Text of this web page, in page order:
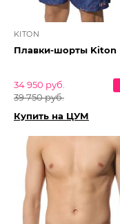
KITON
Плавки-шорты Kiton
34 950 руб.
39 750 руб.
Купить на ЦУМ